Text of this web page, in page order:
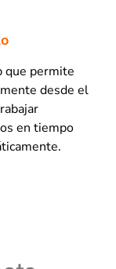
que permite
desde el
en tiempo